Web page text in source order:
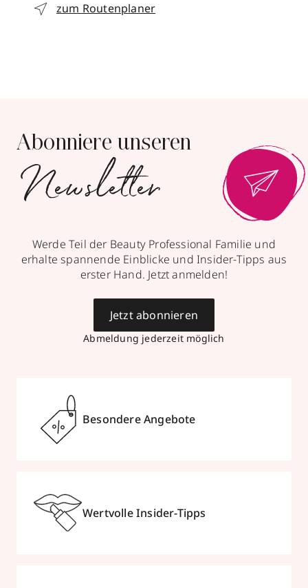
zum Routenplaner
Abonniere unseren
Newsletter
Werde Teil der Beauty Professional Familie und
erhalte spannende Einblicke und Insider-Tipps aus
erster Hand. Jetzt anmelden!
Abmeldung jederzeit möglich
Jetzt abonnieren
Besondere Angebote
Wertvolle Insider-Tipps